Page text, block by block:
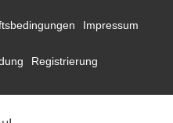
Impressum
Registrierung